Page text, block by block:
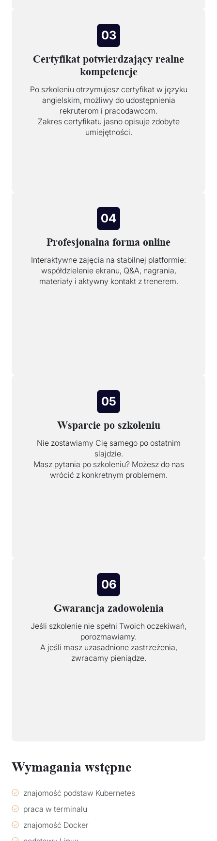
03
Certyfikat potwierdzający realne
kompetencje
Po szkoleniu otrzymujesz certyfikat w języku
angielskim, możliwy do udostępnienia
rekruterom i pracodawcom.
Zakres certyfikatu jasno opisuje zdobyte
umiejętności.
04
Profesjonalna forma online
Interaktywne zajęcia na stabilnej platformie:
współdzielenie ekranu, Q&A, nagrania,
materiały i aktywny kontakt z trenerem.
05
Wsparcie po szkoleniu
Nie zostawiamy Cię samego po ostatnim
slajdzie.
Masz pytania po szkoleniu? Możesz do nas
wrócić z konkretnym problemem.
06
Gwarancja zadowolenia
Jeśli szkolenie nie spełni Twoich oczekiwań,
porozmawiamy.
A jeśli masz uzasadnione zastrzeżenia,
zwracamy pieniądze.
Wymagania wstępne
znajomość podstaw Kubernetes
praca w terminalu
znajomość Docker